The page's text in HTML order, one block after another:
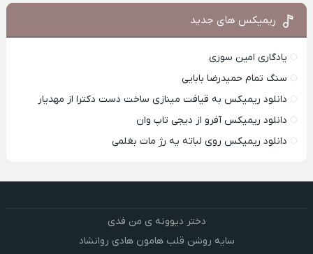
ریمیکس های جدید
یادگاری امین سوری
سنگ تمام حمیدرضا بابایی
دانلود ریمیکس به قیافت مینازی ساخت دست دکترا از مهدیار
دانلود ریمیکس آفرو از ديجی تاپ وان
دانلود ریمیکس روی لباته یه رژ مات بغلمی
دختر دیوونه ی من فدی
سایه روشن قلب هامون هادی روانشاد